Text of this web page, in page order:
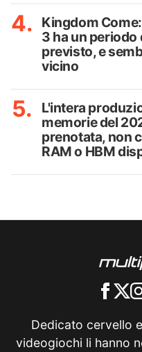
Kingdom
3 ha un periodo
previsto, e
vicino
L'intera
memorie del
prenotata, non
RAM o HBM
Dedicato cervello
videogiochi li hanno